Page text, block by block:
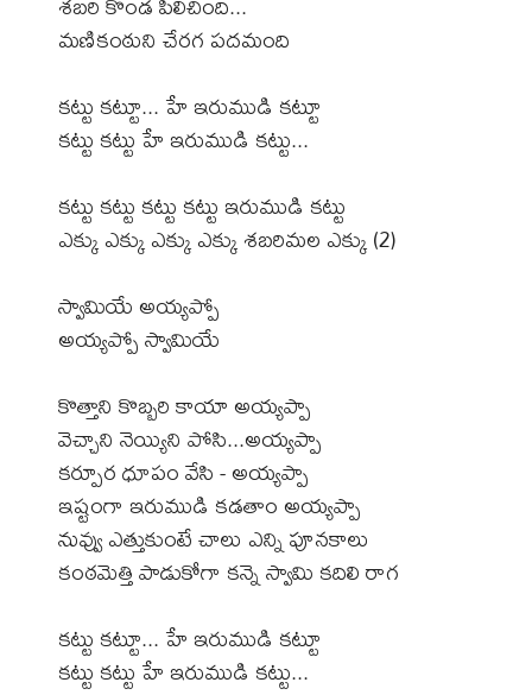
మణికంఠుని చేరగ పదమంది
కట్టు కట్టూ... హే ఇరుముడి కట్టూ
కట్టు కట్టు హే ఇరుముడి కట్టు...
కట్టు కట్టు కట్టు కట్టు ఇరుముడి కట్టు
ఎక్కు ఎక్కు ఎక్కు ఎక్కు శబరిమల ఎక్కు (2)
స్వామియే అయ్యప్పో
అయ్యప్పో స్వామియే
కొత్తాని కొబ్బరి కాయా అయ్యప్పా
వెచ్చాని నెయ్యిని పోసి...అయ్యప్పా
కర్పూర ధూపం వేసి - అయ్యప్పా
ఇష్టంగా ఇరుముడి కడతాం అయ్యప్పా
నువ్వు ఎత్తుకుంటే చాలు ఎన్ని పూనకాలు
కంఠమెత్తి పాడుకోగా కన్నె స్వామి కదిలి రాగ
కట్టు కట్టూ... హే ఇరుముడి కట్టూ
కట్టు కట్టు హే ఇరుముడి కట్టు...